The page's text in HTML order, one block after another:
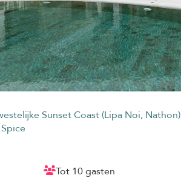
Sunset Coast (Lipa Noi, Nathon)
Tot 10 gasten